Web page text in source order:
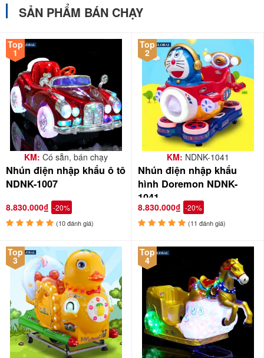
SẢN PHẨM BÁN CHẠY
Top
1
KM: Có sẵn, bán chạy
Nhún điện nhập khẩu ô tô
NDNK-1007
8.830.000₫ -20%
(10 đánh giá)
Top
2
KM: NDNK-1041
Nhún điện nhập khẩu
hình Doremon NDNK-
1041
8.830.000₫ -20%
(11 đánh giá)
Top
3
Top
4